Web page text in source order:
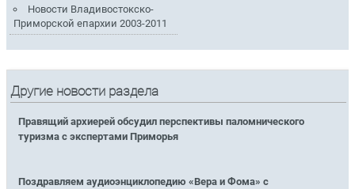
Новости Владивостокско-
Приморской епархии 2003-2011
Другие новости раздела
Правящий архиерей обсудил перспективы паломнического
туризма с экспертами Приморья
Поздравляем аудиоэнциклопедию «Вера и Фома» с